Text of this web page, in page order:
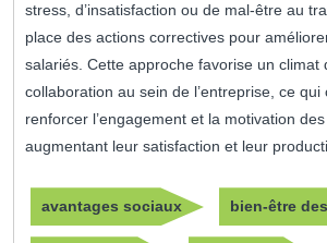
stress, d’insatisfaction ou de mal-être au
place des actions correctives pour
salariés. Cette approche favorise un climat
collaboration au sein de l’entreprise, ce qui
renforcer l’engagement et la motivation
augmentant leur satisfaction et leur
avantages sociaux bien-être